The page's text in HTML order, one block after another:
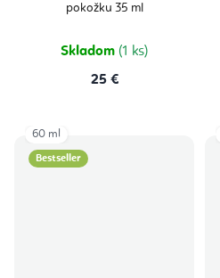
pokožku 35 ml
Skladom (1 ks)
25 €
Bestseller
60 ml